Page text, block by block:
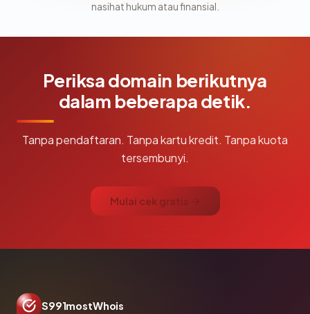
nasihat hukum atau finansial.
Periksa domain berikutnya
dalam beberapa detik.
Tanpa pendaftaran. Tanpa kartu kredit. Tanpa kuota
tersembunyi.
Mulai cek gratis →
S991mostWhois